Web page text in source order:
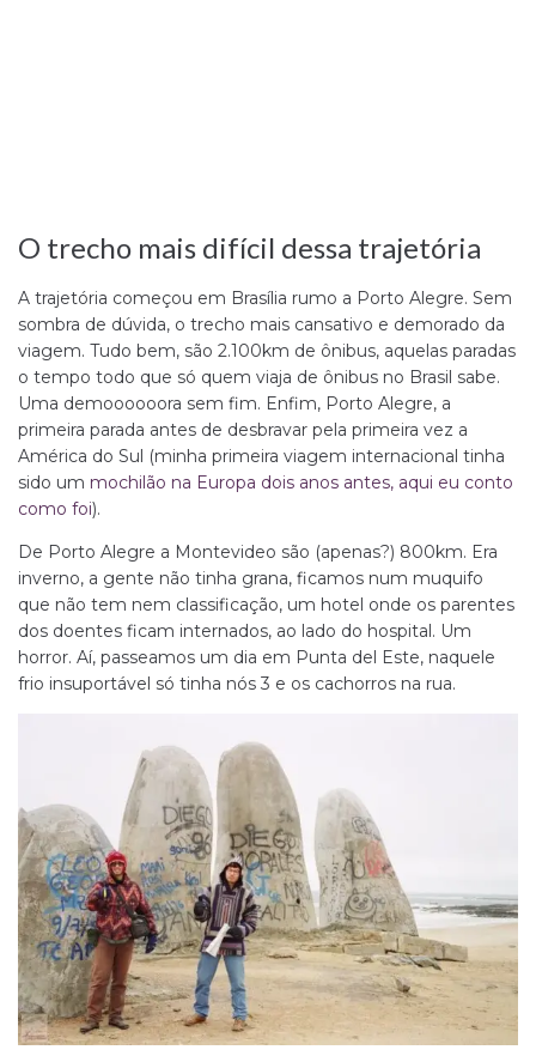
O trecho mais difícil dessa trajetória
A trajetória começou em Brasília rumo a Porto Alegre. Sem
sombra de dúvida, o trecho mais cansativo e demorado da
viagem. Tudo bem, são 2.100km de ônibus, aquelas paradas
o tempo todo que só quem viaja de ônibus no Brasil sabe.
Uma demoooooora sem fim. Enfim, Porto Alegre, a
primeira parada antes de desbravar pela primeira vez a
América do Sul (minha primeira viagem internacional tinha
sido um mochilão na Europa dois anos antes, aqui eu conto
como foi).
De Porto Alegre a Montevideo são (apenas?) 800km. Era
inverno, a gente não tinha grana, ficamos num muquifo
que não tem nem classificação, um hotel onde os parentes
dos doentes ficam internados, ao lado do hospital. Um
horror. Aí, passeamos um dia em Punta del Este, naquele
frio insuportável só tinha nós 3 e os cachorros na rua.